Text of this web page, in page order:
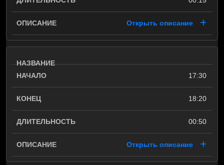
Открыть описание
17:30
18:20
00:50
Открыть описание